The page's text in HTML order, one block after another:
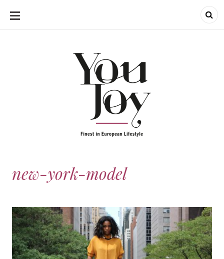
SKIP
new-york-model